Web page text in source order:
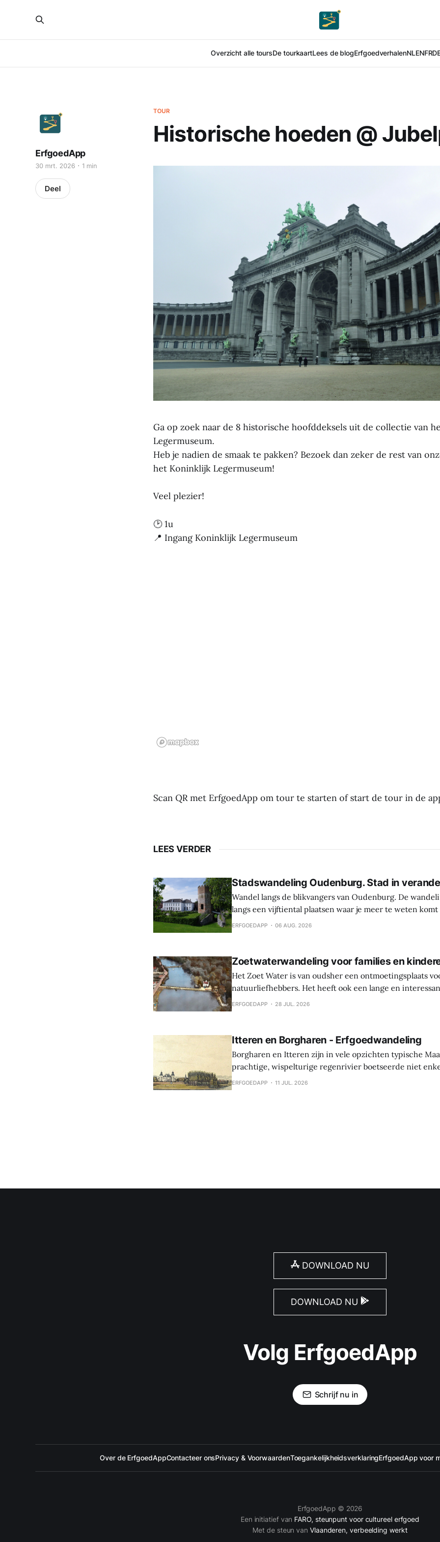
Overzicht alle toursDe tourkaartLees de blogErfgoedverhalenNLENFR
TOUR
Historische hoeden @
ErfgoedApp
30 mrt. 2026 1 min
Deel
Ga op zoek naar de 8 historische hoofddeksels uit de collectie van
Legermuseum.
Heb je nadien de smaak te pakken? Bezoek dan zeker de rest van
het Koninklijk Legermuseum!
Veel plezier!
🕑 1u
📍 Ingang Koninklijk Legermuseum
Scan QR met ErfgoedApp om tour te starten of start de tour in de
LEES VERDER
Stadswandeling Oudenburg. Stad in
Wandel langs de blikvangers van Oudenburg. De
langs een vijftiental plaatsen waar je meer te weten
geschiedenis, weetjes en toekomstplannen van de
ERFGOEDAPP 06 AUG. 2026
Zoetwaterwandeling voor families en
Het Zoet Water is van oudsher een ontmoetingsplaats
natuurliefhebbers. Het heeft ook een lange en
Hier werden sporen gevonden van bewoning en
ERFGOEDAPP 28 JUL. 2026
Itteren en Borgharen - Erfgoedwandeling
Borgharen en Itteren zijn in vele opzichten typische
prachtige, wispelturige regenrivier boetseerde niet
landschap, maar gaf ook mee vorm aan de levens van de
ERFGOEDAPP 11 JUL. 2026
DOWNLOAD NU
DOWNLOAD NU
Volg ErfgoedApp
Schrijf nu in
Over de ErfgoedAppContacteer onsPrivacy & VoorwaardenToegankelijkheidsverklaringErfgoedApp voor
ErfgoedApp © 2026
Een initiatief van FARO, steunpunt voor cultureel erfgoed
Met de steun van Vlaanderen, verbeelding werkt